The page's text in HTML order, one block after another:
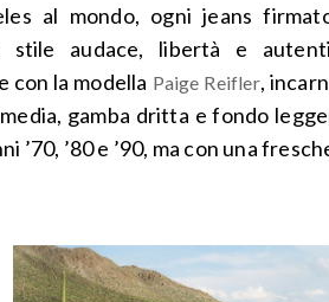
al mondo, ogni jeans
stile audace, libertà e
con la modella Paige Reifler,
gamba dritta e fondo
’70, ’80 e ’90, ma con una